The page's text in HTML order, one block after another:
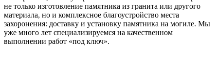
не только изготовление памятника из гранита или другого
материала, но и комплексное благоустройство места
захоронения: доставку и установку памятника на могиле. Мы
уже много лет специализируемся на качественном
выполнении работ «под ключ».